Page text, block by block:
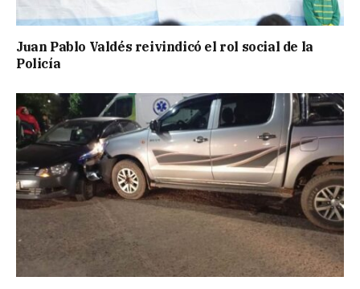
Juan Pablo Valdés reivindicó el rol social de la
Policía